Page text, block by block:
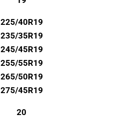
225/40R19
235/35R19
245/45R19
255/55R19
265/50R19
275/45R19
20